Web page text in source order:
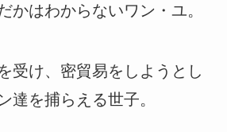
かはわからないワン・ユ。
受け、密貿易をしようとし
達を捕らえる世子。